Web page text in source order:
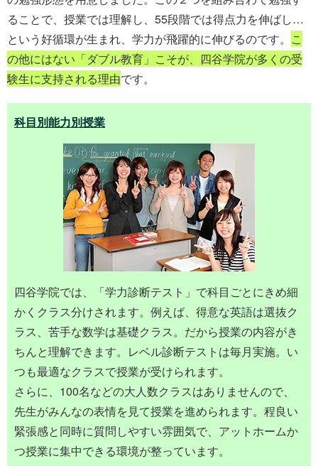
ることで、授業では理解し、55段階では得点力を伸ばし…
という好循環が生まれ、学力が飛躍的に伸びるのです。 こ
の他にはない「ダブル教育」こそが、四谷学院が多くの受
験生に支持される理由です。
科目別能力別授業
四谷学院では、「学力診断テスト」で科目ごとにきめ細
かくクラス分けされます。例えば、得意な英語は選抜ク
ラス、苦手な数学は基礎クラス。だから授業の内容がき
ちんと理解できます。レベル診断テストは毎月実施。い
つも最適なクラスで授業が受けられます。
さらに、100名などの大人数クラスはありませんので、
先生がみんなの表情を見て授業を進められます。程良い
緊張感と同時に質問しやすい雰囲気で、アットホームか
つ授業に集中できる環境が整っています。